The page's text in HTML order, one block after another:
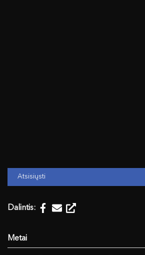
Atsisiųsti
Dalintis: